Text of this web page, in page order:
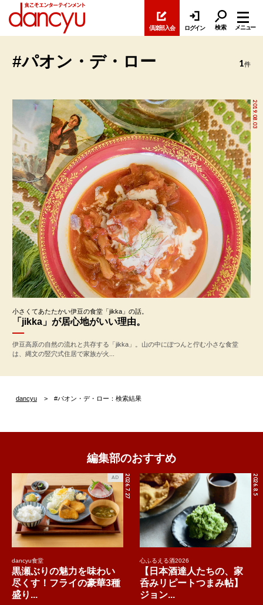
倶楽部入会 ログイン 検索 メニュー
#パオン・デ・ロー 1件
2019.08.03
小さくてあたたかい伊豆の食堂「jikka」の話。
「jikka」が居心地がいい理由。
伊豆高原の自然の流れと共存する「jikka」。山の中にぽつんと佇む小さな食堂
は、縄文の竪穴式住居で家族が火...
dancyu #パオン・デ・ロー：検索結果
編集部のおすすめ
2026.7.27
AD
dancyu食堂
黒瀬ぶりの魅力を味わい
尽くす！フライの豪華3種
盛り...
2026.8.5
心ふるえる酒2026
【日本酒達人たちの、家
呑みリピートつまみ帖】
ジョン...